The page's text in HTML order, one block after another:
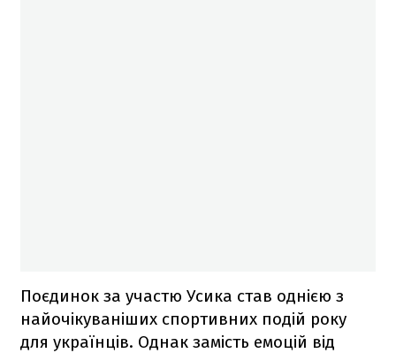
Поєдинок за участю Усика став однією з
найочікуваніших спортивних подій року
для українців. Однак замість емоцій від